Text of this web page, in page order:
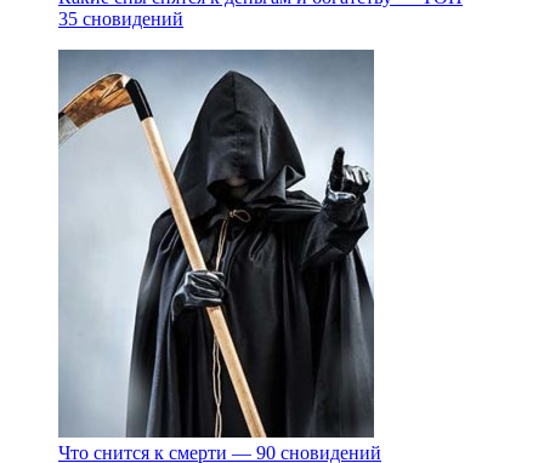
35 сновидений
Что снится к смерти — 90 сновидений